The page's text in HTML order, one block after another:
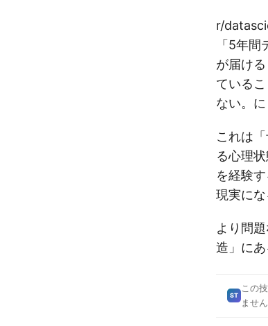
r/
「5年
が届け
ている
ない。
これは
る心理
を経験
現実に
より問
造」にあ
ST
この
ませ